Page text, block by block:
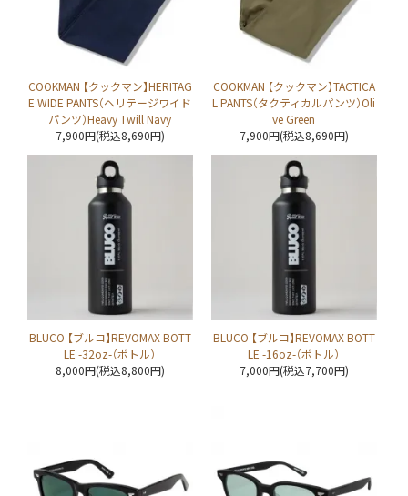
COOKMAN 【クックマン】HERITAG
E WIDE PANTS（ヘリテージワイド
パンツ）Heavy Twill Navy
7,900円(税込8,690円)
COOKMAN 【クックマン】TACTICA
L PANTS（タクティカルパンツ）Oli
ve Green
7,900円(税込8,690円)
BLUCO 【ブルコ】REVOMAX BOTT
LE -32oz-（ボトル）
8,000円(税込8,800円)
BLUCO 【ブルコ】REVOMAX BOTT
LE -16oz-（ボトル）
7,000円(税込7,700円)